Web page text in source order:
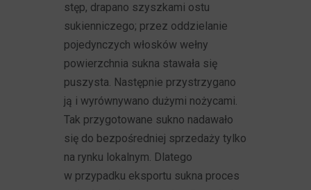
stęp, drapano szyszkami ostu
sukienniczego; przez oddzielanie
pojedynczych włosków wełny
powierzchnia sukna stawała się
puszysta. Następnie przystrzygano
ją i wyrównywano dużymi nożycami.
Tak przygotowane sukno nadawało
się do bezpośredniej sprzedaży tylko
na rynku lokalnym. Dlatego
w przypadku eksportu sukna proces